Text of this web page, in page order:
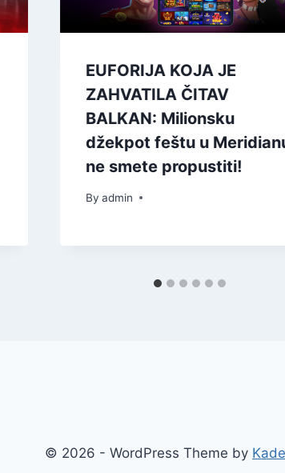
EUFORIJA KOJA JE
ZAHVATILA ČITAV
BALKAN: Milionsku
džekpot feštu u
ne smete propustiti!
By admin
© 2026 - WordPress Theme by